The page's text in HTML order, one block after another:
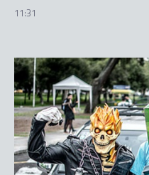
11:31